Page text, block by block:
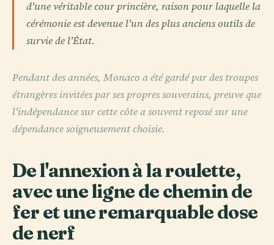
d'une véritable cour princière, raison pour laquelle la
cérémonie est devenue l'un des plus anciens outils de
survie de l'État.
Pendant des années, Monaco a été gardé par des troupes
étrangères invitées par ses propres souverains, preuve que
l'indépendance sur cette côte a souvent reposé sur une
dépendance soigneusement choisie.
De l'annexion à la roulette,
avec une ligne de chemin de
fer et une remarquable dose
de nerf